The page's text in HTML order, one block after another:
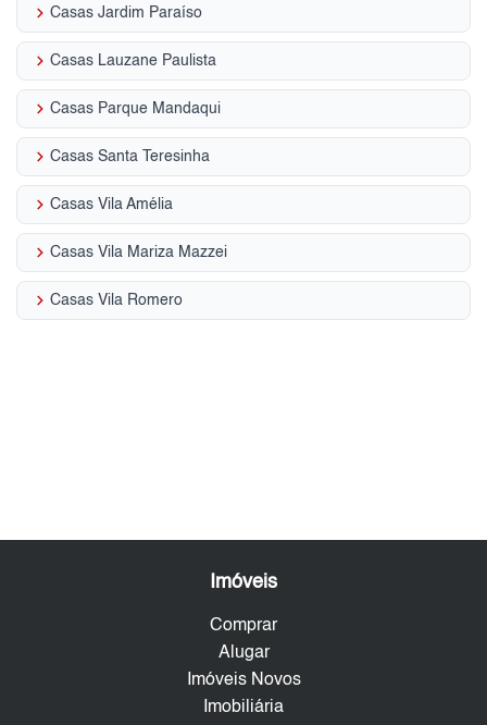
keyboard_arrow_right Casas Jardim Paraíso
keyboard_arrow_right Casas Lauzane Paulista
keyboard_arrow_right Casas Parque Mandaqui
keyboard_arrow_right Casas Santa Teresinha
keyboard_arrow_right Casas Vila Amélia
keyboard_arrow_right Casas Vila Mariza Mazzei
keyboard_arrow_right Casas Vila Romero
Imóveis
Comprar
Alugar
Imóveis Novos
Imobiliária